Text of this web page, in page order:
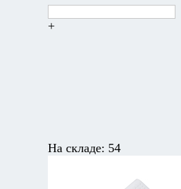
+
На складе: 54